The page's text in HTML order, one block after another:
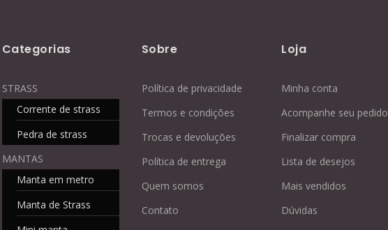
Categorias
STRASS
Corrente de strass
Pedra de strass
MANTAS
Manta em metro
Manta de Strass
Sobre
Política de privacidade
Termos e condições
Trocas e devoluções
Política de entrega
Quem somos
Contato
Loja
Minha conta
Acompanhe seu pedido
Finalizar compra
Lista de desejos
Mais vendidos
Dúvidas